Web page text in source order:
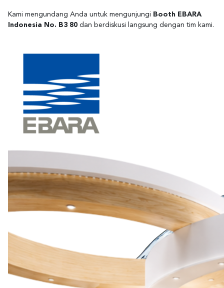
Kami mengundang Anda untuk mengunjungi Booth EBARA
Indonesia No. B3 80 dan berdiskusi langsung dengan tim kami.